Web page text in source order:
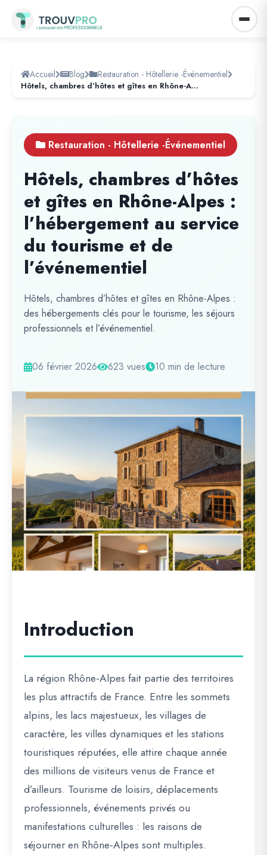
Accueil Blog Restauration - Hôtellerie -Événementiel
Hôtels, chambres d’hôtes et gîtes en Rhône-Alpes : l’hébergement au service du tourisme et de l’événementiel
Restauration - Hôtellerie -Événementiel
Hôtels, chambres d’hôtes
et gîtes en Rhône-Alpes :
l’hébergement au service
du tourisme et de
l’événementiel
Hôtels, chambres d’hôtes et gîtes en Rhône-Alpes :
des hébergements clés pour le tourisme, les séjours
professionnels et l’événementiel.
06 février 2026 623 vues 10 min de lecture
Introduction
La région Rhône-Alpes fait partie des territoires
les plus attractifs de France. Entre les sommets
alpins, les lacs majestueux, les villages de
caractère, les villes dynamiques et les stations
touristiques réputées, elle attire chaque année
des millions de visiteurs venus de France et
d’ailleurs. Tourisme de loisirs, déplacements
professionnels, événements privés ou
manifestations culturelles : les raisons de
séjourner en Rhône-Alpes sont multiples.